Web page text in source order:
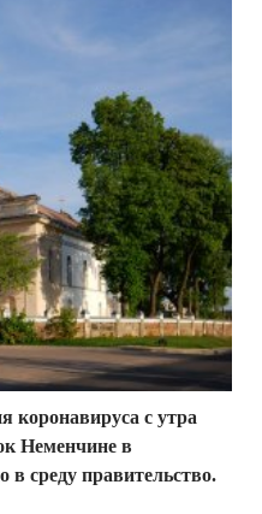
коронавируса с утра
Неменчине в
среду правительство.